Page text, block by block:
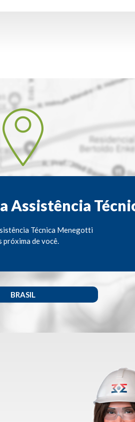
Assistência
Técnica Menegotti
próxima de você.
BRASIL